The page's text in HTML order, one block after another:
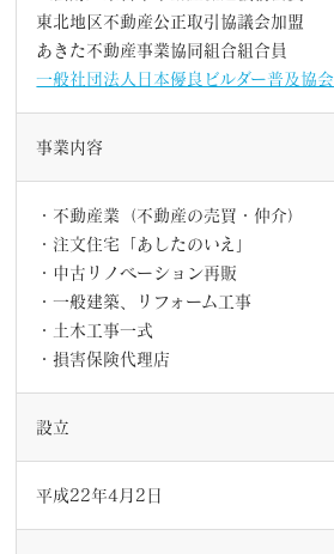
東北地区不動産公正取引協議会加盟
あきた不動産事業協同組合組合員
一般社団法人日本優良ビルダー普及協会
事業内容
・不動産業（不動産の売買・仲介）
・注文住宅「あしたのいえ」
・中古リノベーション再販
・一般建築、リフォーム工事
・土木工事一式
・損害保険代理店
設立
平成22年4月2日